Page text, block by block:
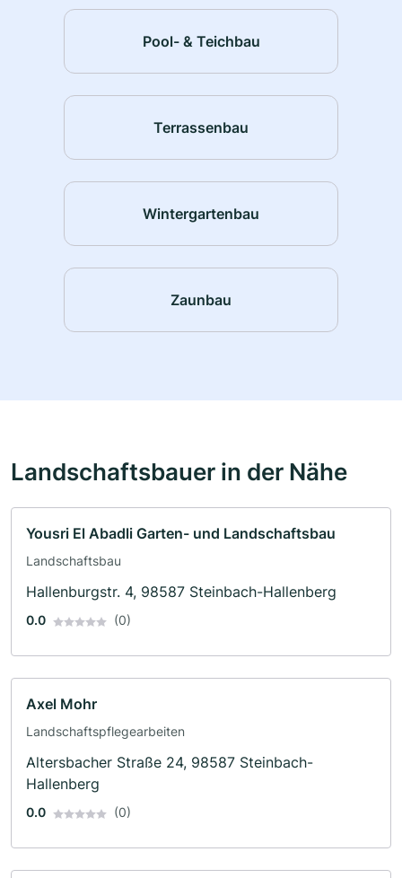
Pool- & Teichbau
Terrassenbau
Wintergartenbau
Zaunbau
Landschaftsbauer in der Nähe
Yousri El Abadli Garten- und Landschaftsbau
Landschaftsbau
Hallenburgstr. 4, 98587 Steinbach-Hallenberg
0.0 (0)
Axel Mohr
Landschaftspflegearbeiten
Altersbacher Straße 24, 98587 Steinbach-
Hallenberg
0.0 (0)